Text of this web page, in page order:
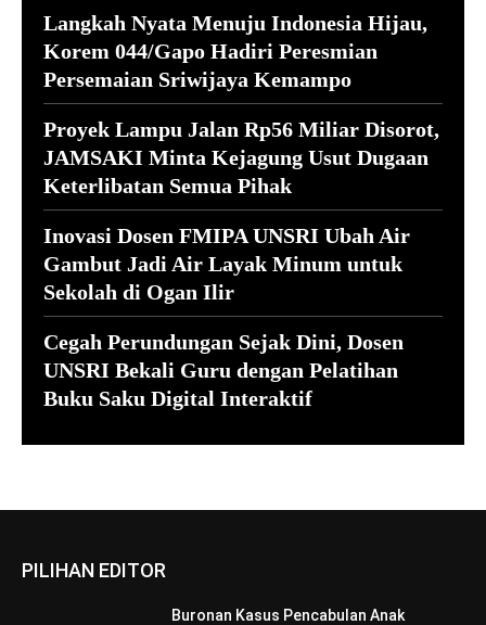
Langkah Nyata Menuju Indonesia Hijau,
Korem 044/Gapo Hadiri Peresmian
Persemaian Sriwijaya Kemampo
Proyek Lampu Jalan Rp56 Miliar Disorot,
JAMSAKI Minta Kejagung Usut Dugaan
Keterlibatan Semua Pihak
Inovasi Dosen FMIPA UNSRI Ubah Air
Gambut Jadi Air Layak Minum untuk
Sekolah di Ogan Ilir
Cegah Perundungan Sejak Dini, Dosen
UNSRI Bekali Guru dengan Pelatihan
Buku Saku Digital Interaktif
PILIHAN EDITOR
Buronan Kasus Pencabulan Anak